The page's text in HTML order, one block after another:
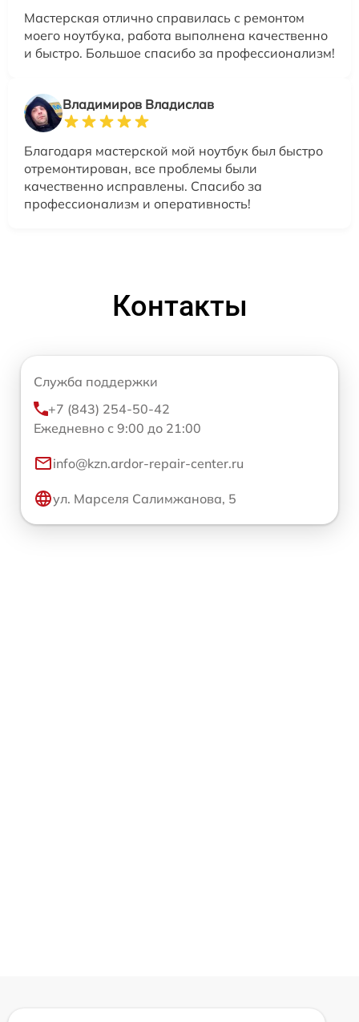
Мастерская отлично справилась с ремонтом
моего ноутбука, работа выполнена качественно
и быстро. Большое спасибо за профессионализм!
Владимиров Владислав
Благодаря мастерской мой ноутбук был быстро
отремонтирован, все проблемы были
качественно исправлены. Спасибо за
профессионализм и оперативность!
Контакты
Служба поддержки
+7 (843) 254-50-42
Ежедневно с 9:00 до 21:00
info@kzn.ardor-repair-center.ru
ул. Марселя Салимжанова, 5